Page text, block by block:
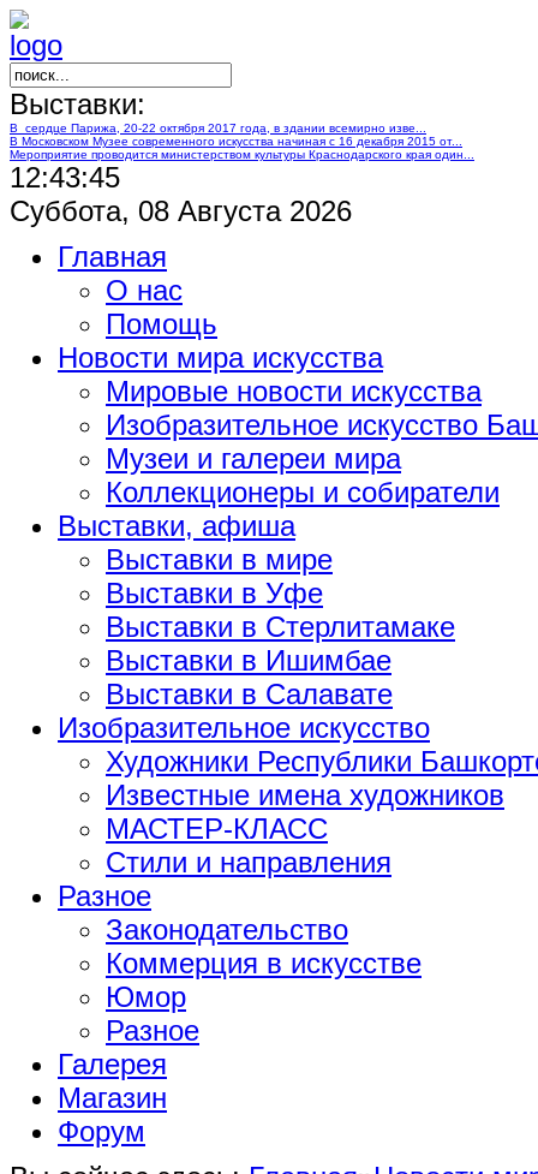
Выставки:
В сердце Парижа, 20-22 октября 2017 года, в здании всемирно изве...
В Московском Музее современного искусства начиная с 16 декабря 2015 от...
Мероприятие проводится министерством культуры Краснодарского края один...
12:43:46
Суббота, 08 Августа 2026
Главная
О нас
Помощь
Новости мира искусства
Мировые новости искусства
Изобразительное искусство
Музеи и галереи мира
Коллекционеры и собиратели
Выставки, афиша
Выставки в мире
Выставки в Уфе
Выставки в Стерлитамаке
Выставки в Ишимбае
Выставки в Салавате
Изобразительное искусство
Художники Республики
Известные имена художников
МАСТЕР-КЛАСС
Стили и направления
Разное
Законодательство
Коммерция в искусстве
Юмор
Разное
Галерея
Магазин
Форум